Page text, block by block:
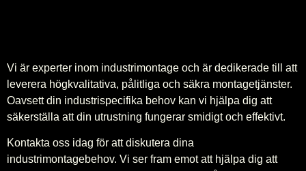
Vi är experter inom industrimontage och är dedikerade till att
leverera högkvalitativa, pålitliga och säkra montagetjänster.
Oavsett din industrispecifika behov kan vi hjälpa dig att
säkerställa att din utrustning fungerar smidigt och effektivt.
Kontakta oss idag för att diskutera dina
industrimontagebehov. Vi ser fram emot att hjälpa dig att